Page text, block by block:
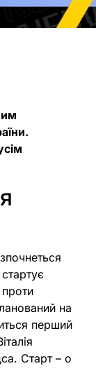
на
перший
Старт – о